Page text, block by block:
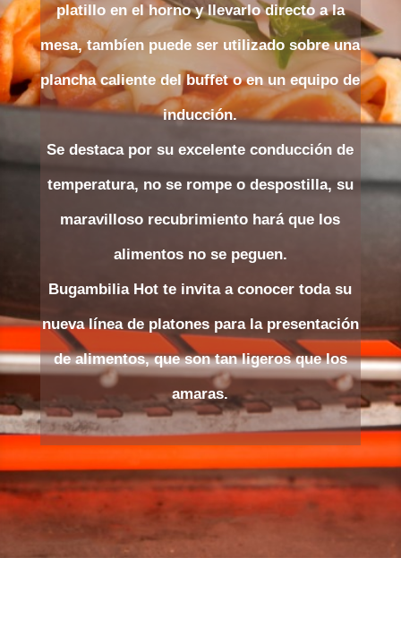
platillo en el horno y llevarlo directo a la
mesa, tambíen puede ser utilizado sobre una
plancha caliente del buffet o en un equipo de
inducción.
Se destaca por su excelente conducción de
temperatura, no se rompe o despostilla, su
maravilloso recubrimiento hará que los
alimentos no se peguen.
Bugambilia Hot te invita a conocer toda su
nueva línea de platones para la presentación
de alimentos, que son tan ligeros que los
amaras.